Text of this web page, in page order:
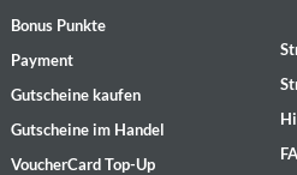
Bonus Punkte
Payment
Gutscheine kaufen
Gutscheine im Handel
VoucherCard Top-Up